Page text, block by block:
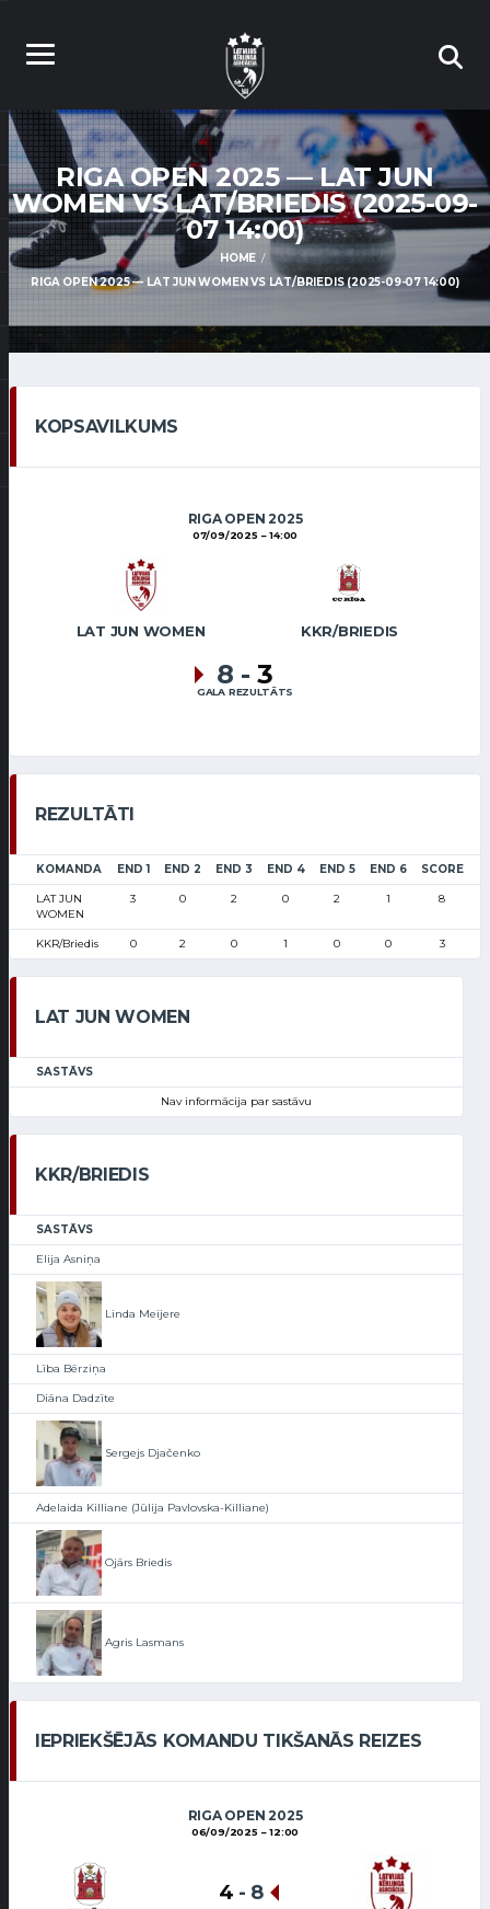
RIGA OPEN 2025 — LAT JUN
WOMEN VS LAT/BRIEDIS (2025-09-
07 14:00)
HOME
RIGA OPEN 2025 — LAT JUN WOMEN VS LAT/BRIEDIS (2025-09-07 14:00)
KOPSAVILKUMS
RIGA OPEN 2025
07/09/2025 14:00
LAT JUN WOMEN KKR/BRIEDIS
8 - 3
GALA REZULTĀTS
REZULTĀTI
KOMANDA END 1 END 2 END 3 END 4 END 5 END 6 SCORE
LAT JUN
WOMEN
3 0 2 0 2 1 8
KKR/Briedis 0 2 0 1 0 0 3
LAT JUN WOMEN
SASTĀVS
Nav informācija par sastāvu
KKR/BRIEDIS
SASTĀVS
Elija Asniņa
Linda Meijere
Lība Bērziņa
Diāna Dadzīte
Sergejs Djačenko
Adelaida Killiane (Jūlija Pavlovska-Killiane)
Ojārs Briedis
Agris Lasmans
IEPRIEKŠĒJĀS KOMANDU TIKŠANĀS REIZES
RIGA OPEN 2025
06/09/2025 12:00
4 - 8